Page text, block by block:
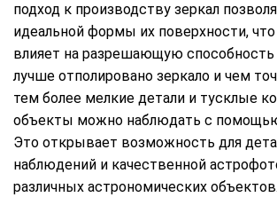
подход к производству зеркал
идеальной формы их поверхности,
влияет на разрешающую
лучше отполировано зеркало и чем
тем более мелкие детали и тусклые
объекты можно наблюдать с
Это открывает возможность для
наблюдений и качественной
различных астрономических объектов.